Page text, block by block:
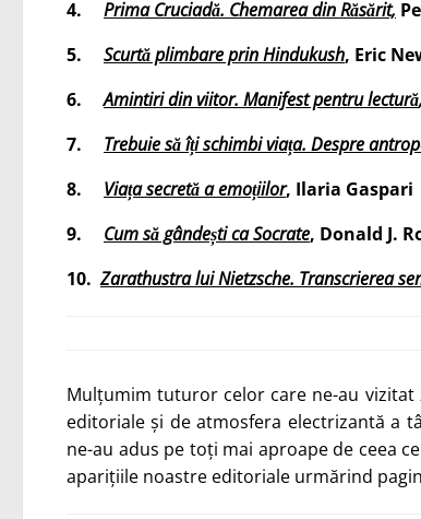
4. Prima Cruciadă. Chemarea din Răsărit,
5. Scurtă plimbare prin Hindukush, Eric
6.Amintiri din viitor. Manifest pentru lectură,
7. Trebuie să îți schimbi viața. Despre
8. Viața secretă a emoțiilor, Ilaria Gaspari
9. Cum să gândești ca Socrate, Donald J.
10.Zarathustra lui Nietzsche. Transcrierea
Mulțumim tuturor celor care ne-au
editoriale și de atmosfera electrizantă a
ne-au adus pe toți mai aproape de ceea
aparițiile noastre editoriale urmărind